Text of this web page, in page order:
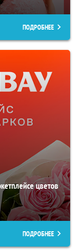
ПОДРОБНЕЕ
цветов
ПОДРОБНЕЕ